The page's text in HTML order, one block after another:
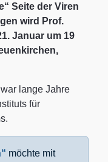
Seite der Viren
wird Prof.
Januar um 19
lange Jahre
für
möchte mit